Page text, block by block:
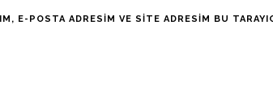
E-POSTA ADRESIM VE SITE ADRESIM BU